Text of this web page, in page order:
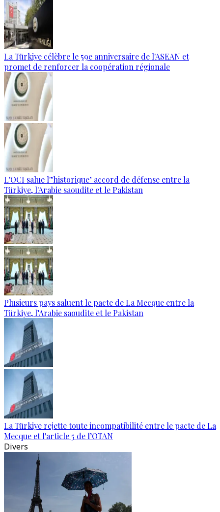
La Türkiye célèbre le 59e anniversaire de l'ASEAN et
promet de renforcer la coopération régionale
L'OCI salue l'"historique" accord de défense entre la
Türkiye, l'Arabie saoudite et le Pakistan
Plusieurs pays saluent le pacte de La Mecque entre la
Türkiye, l’Arabie saoudite et le Pakistan
La Türkiye rejette toute incompatibilité entre le pacte de La
Mecque et l'article 5 de l’OTAN
Divers